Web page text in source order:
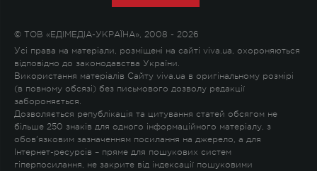
© ТОВ «ЕДІМЕДІА-УКРАЇНА», 2008 - 2026
Усі права на матеріали, розміщені на сайті viva.ua, охороняються
відповідно до законодавства України.
Використання матеріалів Сайту viva.ua в оригінальному розмірі
(в повному обсязі) без письмового дозволу редакції
забороняється.
Дозволяється републікація та цитування статей обсягом не
більше 250 знаків для одного інформаційного матеріалу, з
обов'язковим зазначенням посилання на джерело, а для
Інтернет-ресурсів – пряме для пошукових систем
гіперпосилання, не закрите від індексації пошуковими